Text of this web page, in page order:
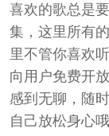
喜欢的歌总是
集，这里所有
里不管你喜欢
向用户免费开
感到无聊，随
自己放松身心哦